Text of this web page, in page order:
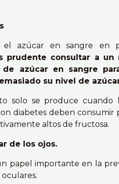
azúcar en sangre en
prudente consultar a un
azúcar en sangre
su nivel de
solo se produce cuando
diabetes deben consumir
altos de fructosa.
de los ojos.
papel importante en la